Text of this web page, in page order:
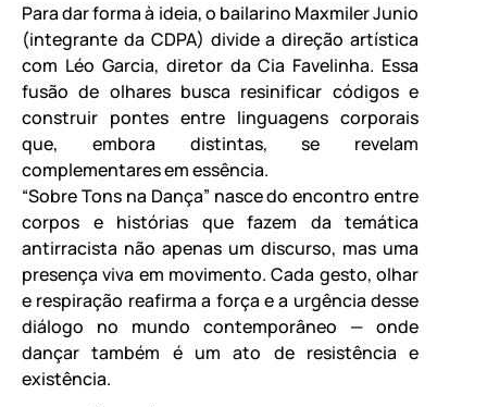
Para dar forma à ideia, o bailarino Maxmiler Junio
(integrante da CDPA) divide a direção artística
com Léo Garcia, diretor da Cia Favelinha. Essa
fusão de olhares busca resinificar códigos e
construir pontes entre linguagens corporais
que, embora distintas, se revelam
complementares em essência.
“Sobre Tons na Dança” nasce do encontro entre
corpos e histórias que fazem da temática
antirracista não apenas um discurso, mas uma
presença viva em movimento. Cada gesto, olhar
e respiração reafirma a força e a urgência desse
diálogo no mundo contemporâneo — onde
dançar também é um ato de resistência e
existência.